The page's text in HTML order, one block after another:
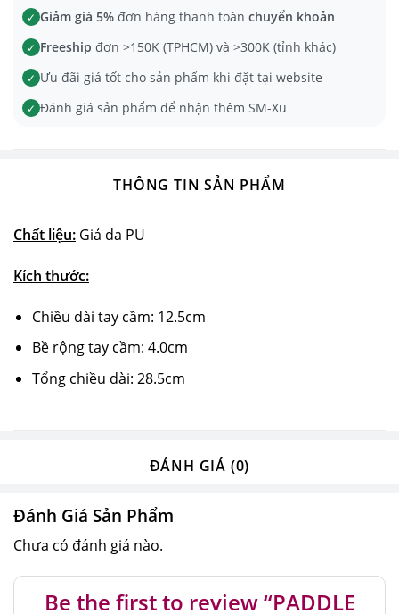
✓ Giảm giá 5% đơn hàng thanh toán chuyển khoản
✓ Freeship đơn >150K (TPHCM) và >300K (tỉnh khác)
✓ Ưu đãi giá tốt cho sản phẩm khi đặt tại website
✓ Đánh giá sản phẩm để nhận thêm SM-Xu
THÔNG TIN SẢN PHẨM
Chất liệu: Giả da PU
Kích thước:
Chiều dài tay cầm: 12.5cm
Bề rộng tay cầm: 4.0cm
Tổng chiều dài: 28.5cm
ĐÁNH GIÁ (0)
Đánh Giá Sản Phẩm
Chưa có đánh giá nào.
Be the first to review “PADDLE